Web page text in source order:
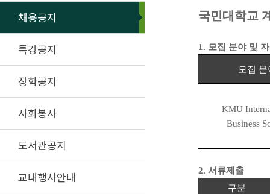
채용공지
특강공지
장학공지
사회봉사
도서관공지
교내행사안내
국민대학교
1. 모집 분야 및
모집 분
KMU
Business
2. 서류제출
구분